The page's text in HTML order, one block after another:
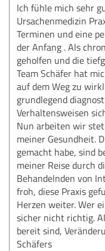
Ich fühle mich sehr
Ursachenmedizin
Terminen und eine
der Anfang . Als
geholfen und die
Team Schäfer hat
auf dem Weg zu
grundlegend
Verhaltensweisen
Nun arbeiten wir
meiner Gesundheit.
gemacht habe, sind
meiner Reise durch
Behandelnden von
froh, diese Praxis
Herzen weiter. Wer
sicher nicht richtig.
bereit sind,
Schäfers